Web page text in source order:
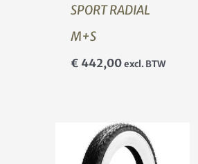
SPORT RADIAL
M+S
€ 442,00 excl. BTW